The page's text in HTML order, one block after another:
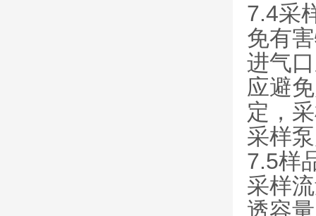
7.4采
免有
进气
应避
定，
采样
7.5样
采样
透容